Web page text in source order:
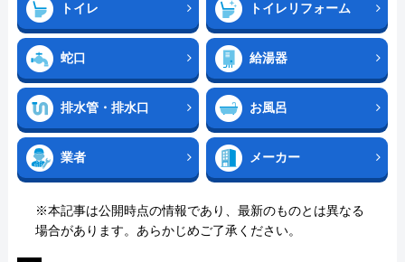
トイレ トイレリフォーム
蛇口 給湯器
排水管・排水口 お風呂
業者 メーカー
※本記事は公開時点の情報であり、最新のものとは異なる
場合があります。あらかじめご了承ください。